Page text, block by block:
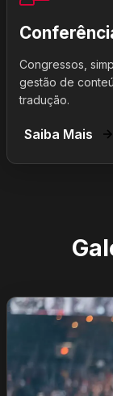
Congressos,
gestão de
tradução.
Saiba Mais